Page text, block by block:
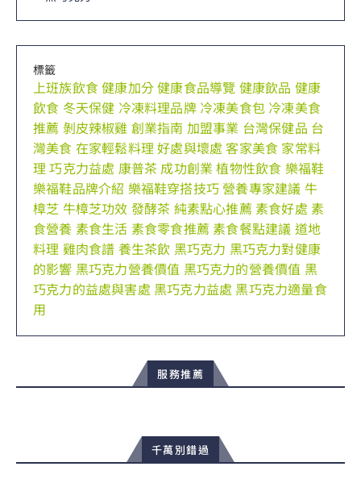
標籤
上班族飲食健康加分健康食品導覽 健康飲品 健康
飲食 冬天保健 冷凍料理品牌 冷凍美食包 冷凍美食
推薦 剝皮辣椒雞 創業指南 加盟事業 台灣保健品 台
灣美食 在家輕鬆料理好處與壞處 客家美食 家常料
理巧克力益處 康普茶 成功創業 植物性飲食 樂福鞋
樂福鞋品牌介紹 樂福鞋穿搭技巧 營養專家建議 牛
樟芝 牛樟芝功效 發酵茶 純素點心推薦 素食好處 素
食營養 素食生活 素食零食推薦 素食餐點建議 道地
料理 雞肉食譜 養生茶飲 黑巧克力 黑巧克力對健康
的影響 黑巧克力營養價值 黑巧克力的營養價值 黑
巧克力的益處與害處 黑巧克力益處 黑巧克力適量食
用
服務推薦
千萬別錯過